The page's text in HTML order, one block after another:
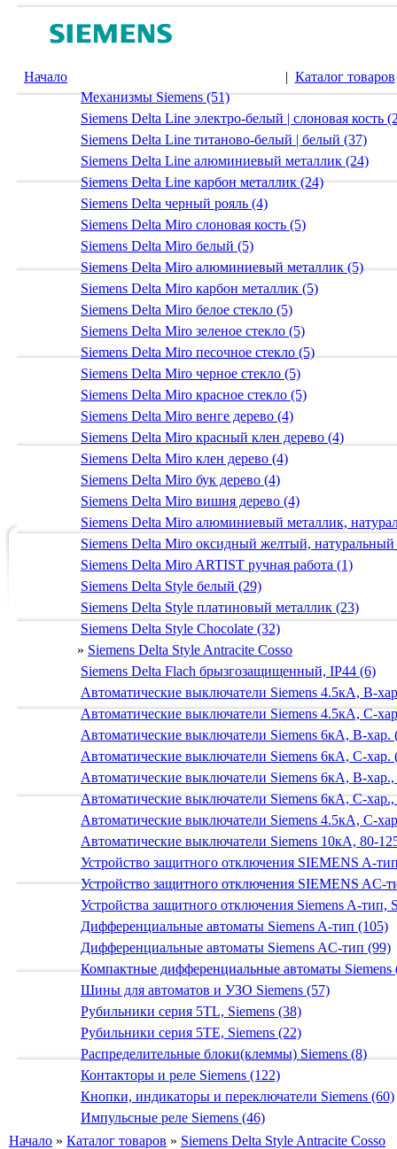
Начало | Каталог товаров
Механизмы Siemens (51)
Siemens Delta Line электро-белый | слоновая кость
Siemens Delta Line титаново-белый | белый (37)
Siemens Delta Line алюминиевый металлик (24)
Siemens Delta Line карбон металлик (24)
Siemens Delta черный рояль (4)
Siemens Delta Miro слоновая кость (5)
Siemens Delta Miro белый (5)
Siemens Delta Miro алюминиевый металлик (5)
Siemens Delta Miro карбон металлик (5)
Siemens Delta Miro белое стекло (5)
Siemens Delta Miro зеленое стекло (5)
Siemens Delta Miro песочное стекло (5)
Siemens Delta Miro черное стекло (5)
Siemens Delta Miro красное стекло (5)
Siemens Delta Miro венге дерево (4)
Siemens Delta Miro красный клен дерево (4)
Siemens Delta Miro клен дерево (4)
Siemens Delta Miro бук дерево (4)
Siemens Delta Miro вишня дерево (4)
Siemens Delta Miro алюминиевый металлик,
Siemens Delta Miro оксидный желтый,
Siemens Delta Miro ARTIST ручная работа (1)
Siemens Delta Style белый (29)
Siemens Delta Style платиновый металлик (23)
Siemens Delta Style Chocolate (32)
» Siemens Delta Style Antracite Cosso
Siemens Delta Flach брызгозащищенный, IP44 (6)
Автоматические выключатели Siemens 4.5кА, B-
Автоматические выключатели Siemens 4.5кА, C-
Автоматические выключатели Siemens 6кА, B-хар.
Автоматические выключатели Siemens 6кА, С-хар.
Автоматические выключатели Siemens 6кА, B-
Автоматические выключатели Siemens 6кА, C-
Автоматические выключатели Siemens 4.5кА, C-
Автоматические выключатели Siemens 10кА, 80-
Устройство защитного отключения SIEMENS A-
Устройство защитного отключения SIEMENS AС-
Устройства защитного отключения Siemens A-тип,
Дифференциальные автоматы Siemens A-тип (105)
Дифференциальные автоматы Siemens AС-тип (99)
Компактные дифференциальные автоматы Siemens
Шины для автоматов и УЗО Siemens (57)
Рубильники серия 5TL, Siemens (38)
Рубильники серия 5TE, Siemens (22)
Распределительные блоки(клеммы) Siemens (8)
Контакторы и реле Siemens (122)
Кнопки, индикаторы и переключатели Siemens (60)
Импульсные реле Siemens (46)
Начало » Каталог товаров » Siemens Delta Style Antracite Cosso